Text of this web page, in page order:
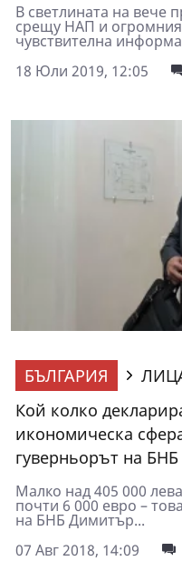
В светлината на вече
срещу НАП и
чувствителна
18 Юли 2019, 12:05
БЪЛГАРИЯ
Кой колко
икономическа
гуверньорът на БНБ
Малко над 405 000
почти 6 000 евро –
на БНБ Димитър...
07 Авг 2018, 14:09